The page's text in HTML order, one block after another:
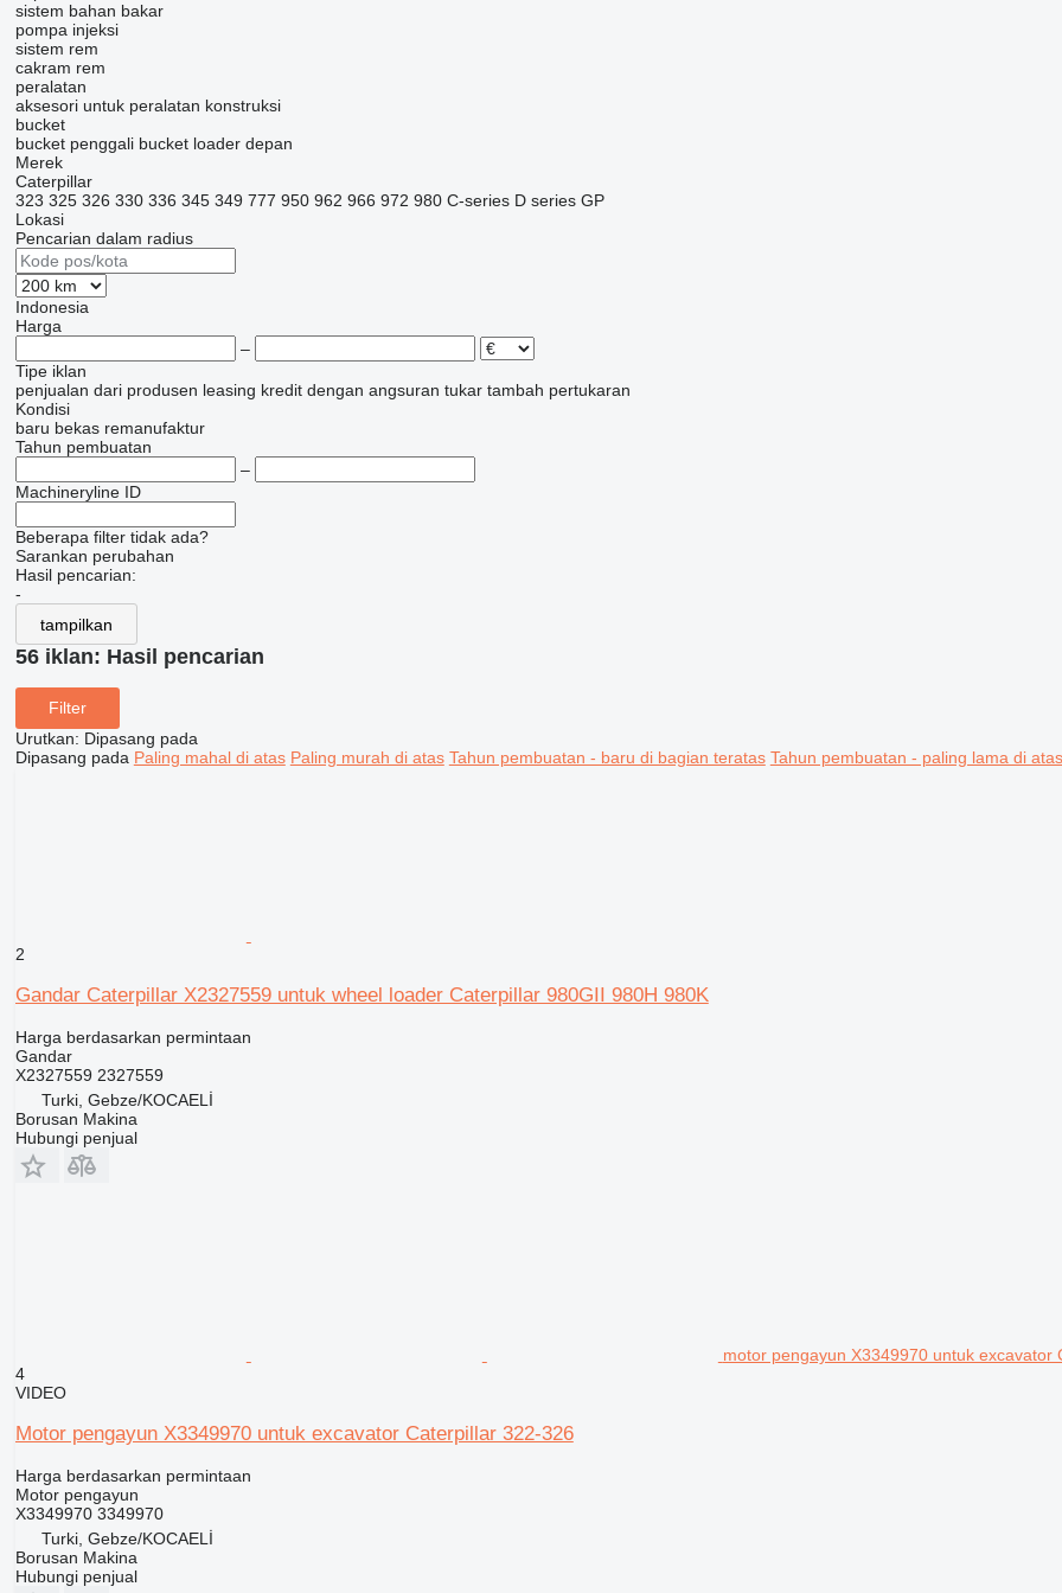
sistem bahan bakar
pompa injeksi
sistem rem
cakram rem
peralatan
aksesori untuk peralatan konstruksi
bucket
bucket penggali bucket loader depan
Merek
Caterpillar
323 325 326 330 336 345 349 777 950 962 966 972 980 C-series D series GP
Lokasi
Pencarian dalam radius
Indonesia
Harga
–
Tipe iklan
penjualan dari produsen leasing kredit dengan angsuran tukar tambah pertukaran
Kondisi
baru bekas remanufaktur
Tahun pembuatan
–
Machineryline ID
Beberapa filter tidak ada?
Sarankan perubahan
Hasil pencarian:
-
tampilkan
56 iklan: Hasil pencarian
Filter
Urutkan: Dipasang pada
Dipasang pada Paling mahal di atas Paling murah di atas Tahun pembuatan - baru di bagian teratas Tahun pembuatan - paling lama di atas
2
Gandar Caterpillar X2327559 untuk wheel loader Caterpillar 980GII 980H 980K
Harga berdasarkan permintaan
Gandar
X2327559 2327559
Turki, Gebze/KOCAELİ
Borusan Makina
Hubungi penjual
motor pengayun X3349970 untuk excavator
4
VIDEO
Motor pengayun X3349970 untuk excavator Caterpillar 322-326
Harga berdasarkan permintaan
Motor pengayun
X3349970 3349970
Turki, Gebze/KOCAELİ
Borusan Makina
Hubungi penjual